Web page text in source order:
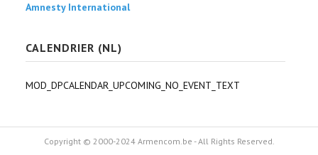
Amnesty International
CALENDRIER (NL)
MOD_DPCALENDAR_UPCOMING_NO_EVENT_TEXT
Copyright © 2000-2024 Armencom.be - All Rights Reserved.